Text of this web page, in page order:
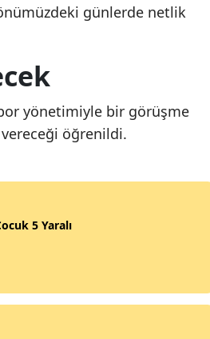
günlerde netlik
yönetimiyle bir görüşme
öğrenildi.
5 Yaralı